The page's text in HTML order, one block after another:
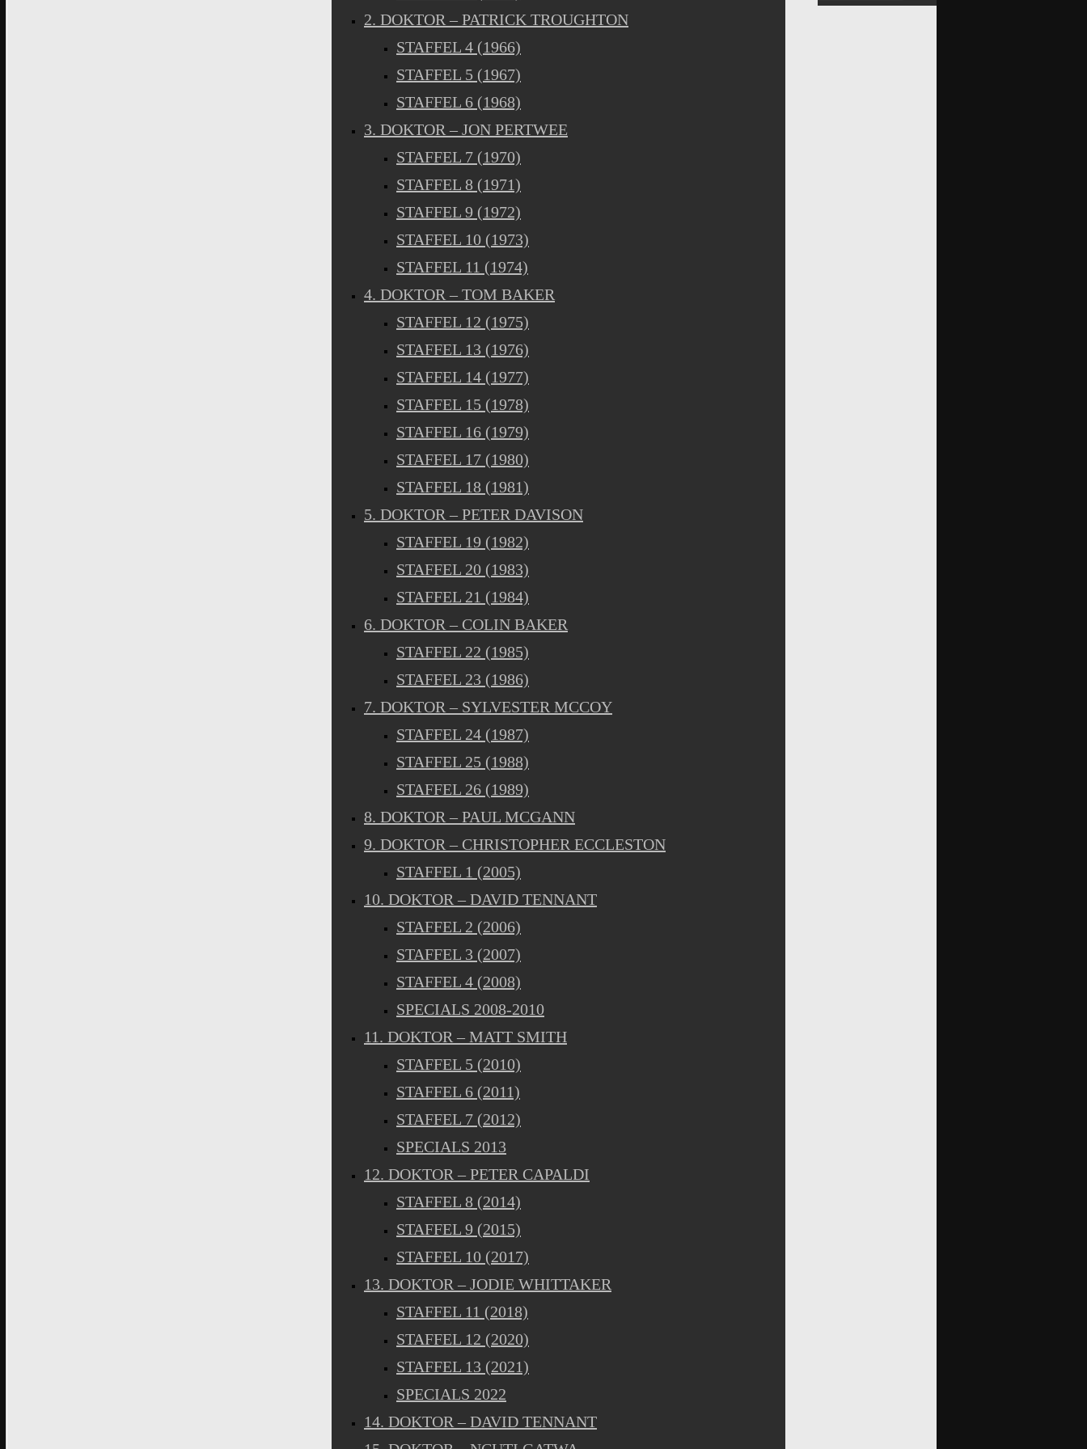
2. DOKTOR – PATRICK TROUGHTON
STAFFEL 4 (1966)
STAFFEL 5 (1967)
STAFFEL 6 (1968)
3. DOKTOR – JON PERTWEE
STAFFEL 7 (1970)
STAFFEL 8 (1971)
STAFFEL 9 (1972)
STAFFEL 10 (1973)
STAFFEL 11 (1974)
4. DOKTOR – TOM BAKER
STAFFEL 12 (1975)
STAFFEL 13 (1976)
STAFFEL 14 (1977)
STAFFEL 15 (1978)
STAFFEL 16 (1979)
STAFFEL 17 (1980)
STAFFEL 18 (1981)
5. DOKTOR – PETER DAVISON
STAFFEL 19 (1982)
STAFFEL 20 (1983)
STAFFEL 21 (1984)
6. DOKTOR – COLIN BAKER
STAFFEL 22 (1985)
STAFFEL 23 (1986)
7. DOKTOR – SYLVESTER MCCOY
STAFFEL 24 (1987)
STAFFEL 25 (1988)
STAFFEL 26 (1989)
8. DOKTOR – PAUL MCGANN
9. DOKTOR – CHRISTOPHER ECCLESTON
STAFFEL 1 (2005)
10. DOKTOR – DAVID TENNANT
STAFFEL 2 (2006)
STAFFEL 3 (2007)
STAFFEL 4 (2008)
SPECIALS 2008-2010
11. DOKTOR – MATT SMITH
STAFFEL 5 (2010)
STAFFEL 6 (2011)
STAFFEL 7 (2012)
SPECIALS 2013
12. DOKTOR – PETER CAPALDI
STAFFEL 8 (2014)
STAFFEL 9 (2015)
STAFFEL 10 (2017)
13. DOKTOR – JODIE WHITTAKER
STAFFEL 11 (2018)
STAFFEL 12 (2020)
STAFFEL 13 (2021)
SPECIALS 2022
14. DOKTOR – DAVID TENNANT